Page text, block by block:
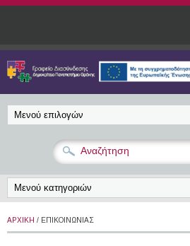
Παράκαμψη προς το κυρίως περιεχόμενο
ΑΡΧΙΚΉ / ΕΠΙΚΟΙΝΩΝΊΑΣ